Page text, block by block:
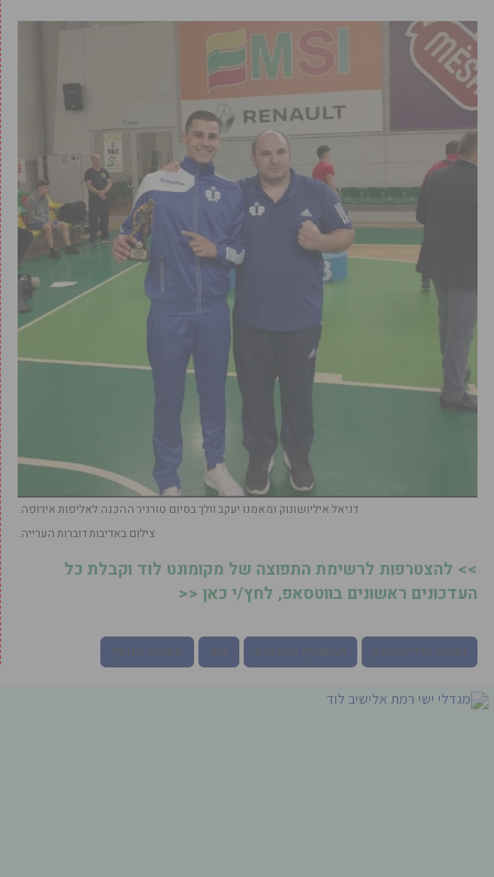
דניאל איליושונוק ומאמנו יעקב וולך בסיום טורניר ההכנה לאליפות אירופה.
צילום באדיבות דוברות הערייה.
>> להצטרפות לרשימת התפוצה של מקומונט לוד וקבלת כל
העדכונים ראשונים בווטסאפ, לחץ/י כאן <<